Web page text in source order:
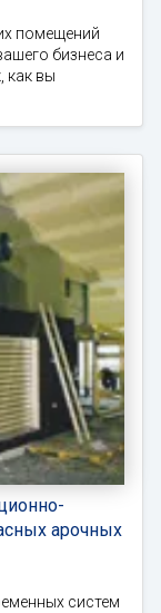
помещений
бизнеса и
как вы
арочных
систем